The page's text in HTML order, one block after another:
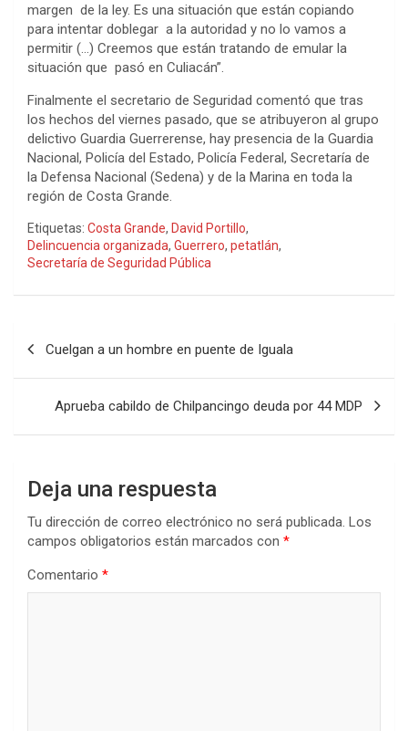
margen de la ley. Es una situación que están copiando
para intentar doblegar a la autoridad y no lo vamos a
permitir (…) Creemos que están tratando de emular la
situación que pasó en Culiacán”.
Finalmente el secretario de Seguridad comentó que tras
los hechos del viernes pasado, que se atribuyeron al grupo
delictivo Guardia Guerrerense, hay presencia de la Guardia
Nacional, Policía del Estado, Policía Federal, Secretaría de
la Defensa Nacional (Sedena) y de la Marina en toda la
región de Costa Grande.
Etiquetas: Costa Grande, David Portillo,
Delincuencia organizada, Guerrero, petatlán,
Secretaría de Seguridad Pública
Cuelgan a un hombre en puente de Iguala
Aprueba cabildo de Chilpancingo deuda por 44 MDP
Deja una respuesta
Tu dirección de correo electrónico no será publicada. Los
campos obligatorios están marcados con *
Comentario *